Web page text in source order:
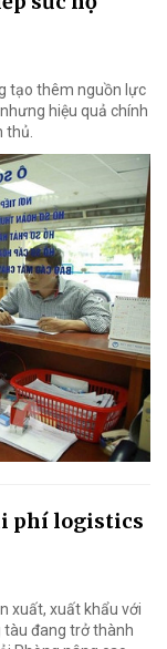
tạo thêm nguồn lực
hiệu quả chính
thủ.
phí logistics
xuất, xuất khẩu với
tàu đang trở thành